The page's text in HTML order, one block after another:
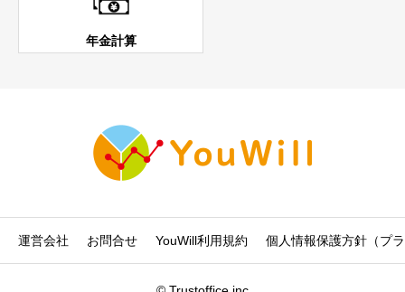
年金計算
運営会社 お問合せ YouWill利用規約 個人情報保護方針（プ